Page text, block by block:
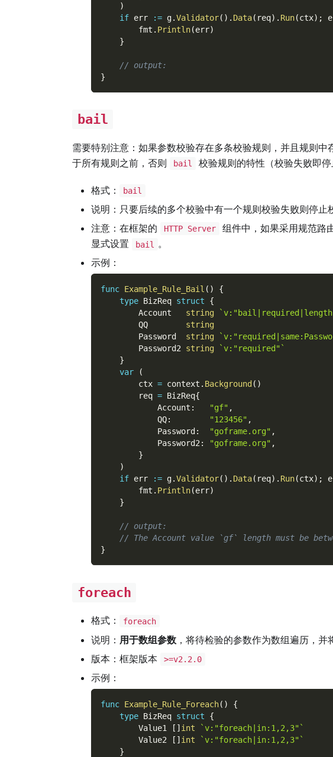
)
if err := g.Validator( ) . Data( req) . Run(ctx) ;
        fmt
. Println(err)
}
// output:
}
bail
需要特别注意：如果参数校验存在多条校验规则，并且规则中
于所有规则之前，否则
bail 校验规则的特性（校验失败即
格式： bail
说明：只要后续的多个校验中有一个规则校验失败则停止
注意：在框架的
HTTP Server 组件中，如果采用规范路
显式设置
bail
。
示例：
func Example_Rule_Bail ( )
{
type BizReq struct
{
        Account
string
        QQ
string
        Password
string
        Password2
string
`v:"required"`
}
var
(
        ctx
= context . Background ( )
        req
= BizReq{
            Account
: "gf" ,
            QQ
: "123456" ,
            Password
: "goframe.org" ,
            Password2
: "goframe.org" ,
}
)
if err := g.Validator( ) . Data( req) . Run(ctx) ;
        fmt
. Println(err)
}
// output:
// The Account value `gf` length must be
}
foreach
格式： foreach
说明： 用于数组参数 ，将待检验的参数作为数组遍历，并
版本：框架版本
>=v2.2.0
示例：
func Example_Rule_Foreach( )
{
type BizReq struct
{
        Value1
[ ] int
`v:"foreach|in:1,2,3"`
        Value2
[ ] int
`v:"foreach|in:1,2,3"`
}